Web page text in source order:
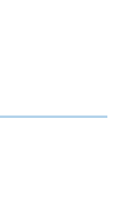
程名单内